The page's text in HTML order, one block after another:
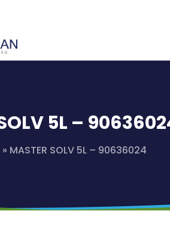
5L –
» MASTER SOLV 5L – 90636024